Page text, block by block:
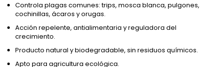
Controla plagas comunes: trips, mosca blanca, pulgones,
cochinillas, ácaros y orugas.
Acción repelente, antialimentaria y reguladora del
crecimiento.
Producto natural y biodegradable, sin residuos químicos.
Apto para agricultura ecológica.